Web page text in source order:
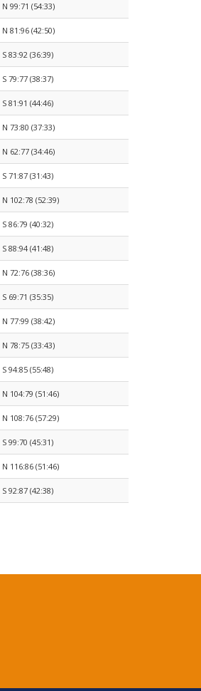
N 99:71 (54:33)
N 81:96 (42:50)
S 83:92 (36:39)
S 79:77 (38:37)
S 81:91 (44:46)
N 73:80 (37:33)
N 62:77 (34:46)
S 71:87 (31:43)
N 102:78 (52:39)
S 86:79 (40:32)
S 88:94 (41:48)
N 72:76 (38:36)
S 69:71 (35:35)
N 77:99 (38:42)
N 78:75 (33:43)
S 94:85 (55:48)
N 104:79 (51:46)
N 108:76 (57:29)
S 99:70 (45:31)
N 116:86 (51:46)
S 92:87 (42:38)